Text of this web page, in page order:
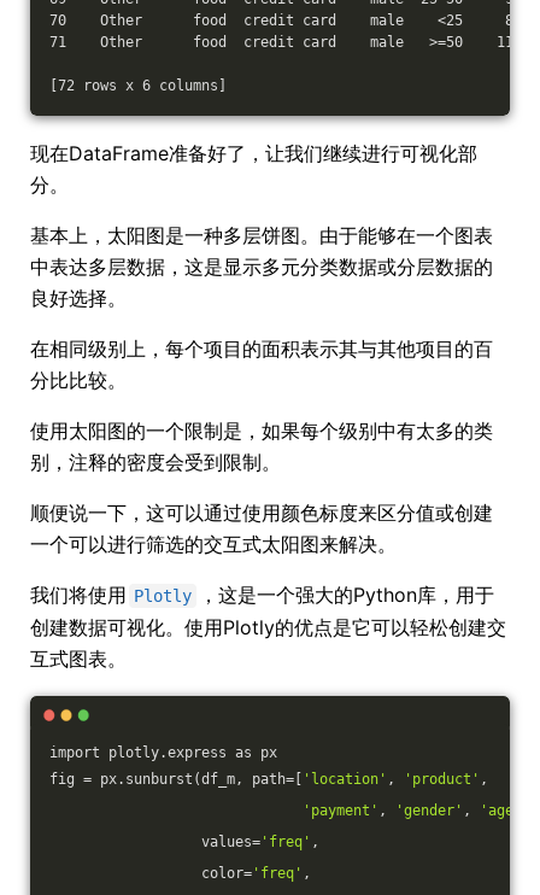
70    Other      food  credit card    male    <25     8
71    Other      food  credit card    male   >=50    11
[72 rows x 6 columns]
现在DataFrame准备好了，让我们继续进行可视化部
分。
基本上，太阳图是一种多层饼图。由于能够在一个图表
中表达多层数据，这是显示多元分类数据或分层数据的
良好选择。
在相同级别上，每个项目的面积表示其与其他项目的百
分比比较。
使用太阳图的一个限制是，如果每个级别中有太多的类
别，注释的密度会受到限制。
顺便说一下，这可以通过使用颜色标度来区分值或创建
一个可以进行筛选的交互式太阳图来解决。
我们将使用 Plotly
，这是一个强大的Python库，用于
创建数据可视化。使用Plotly的优点是它可以轻松创建交
互式图表。
import plotly.express as px
fig = px.sunburst(df_m, path=[
'location' , 'product' ,
'payment' , 'gender' , 'age'
values= 'freq' ,
color= 'freq' ,